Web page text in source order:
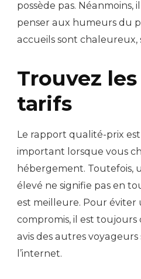
possède pas.
penser aux humeurs du
accueils sont chaleureux,
Trouvez
tarifs
Le rapport qualité-prix
important lorsque vous
hébergement. Toutefois,
élevé ne signifie pas en
est meilleure. Pour
compromis, il est toujours
avis des autres voyageurs
l’internet.